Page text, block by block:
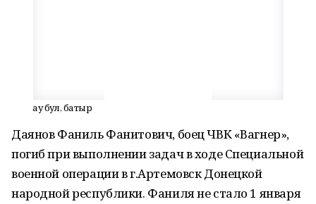
Һау бул, батыр
Даянов Фаниль Фанитович, боец ЧВК «Вагнер»,
погиб при выполнении задач в ходе Специальной
военной операции в г.Артемовск Донецкой
народной республики. Фаниля не стало 1 января